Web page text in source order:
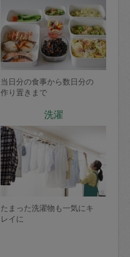
当日分の食事から数日分の
作り置きまで
洗濯
たまった洗濯物も一気にキ
レイに